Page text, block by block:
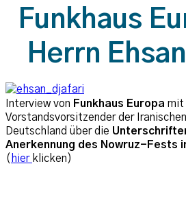
Funkhaus
Herrn
Interview von Funkhaus Europa mit
Vorstandsvorsitzender der
Deutschland über die
Anerkennung des Nowruz-Fests
( hier klicken)